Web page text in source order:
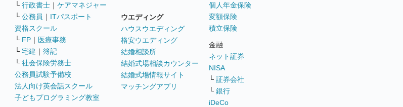
└ 行政書士 ｜ ケアマネジャー
└ 公務員 ｜ ITパスポート
資格スクール
└ FP ｜ 医療事務
└ 宅建 ｜ 簿記
└ 社会保険労務士
公務員試験予備校
法人向け英会話スクール
子どもプログラミング教室
ウエディング
ハウスウエディング
格安ウエディング
結婚相談所
結婚式場相談カウンター
結婚式場情報サイト
マッチングアプリ
個人年金保険
変額保険
積立保険
金融
ネット証券
NISA
└ 証券会社
└ 銀行
iDeCo